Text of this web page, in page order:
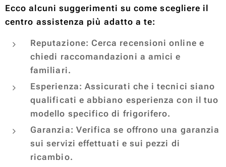
Ecco alcuni suggerimenti su come scegliere il
centro assistenza più adatto a te:
Reputazione: Cerca recensioni online e
chiedi raccomandazioni a amici e
familiari.
Esperienza: Assicurati che i tecnici siano
qualificati e abbiano esperienza con il tuo
modello specifico di frigorifero.
Garanzia: Verifica se offrono una garanzia
sui servizi effettuati e sui pezzi di
ricambio.